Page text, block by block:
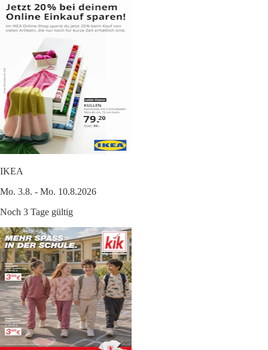
IKEA
Mo. 3.8. - Mo. 10.8.2026
Noch 3 Tage gültig